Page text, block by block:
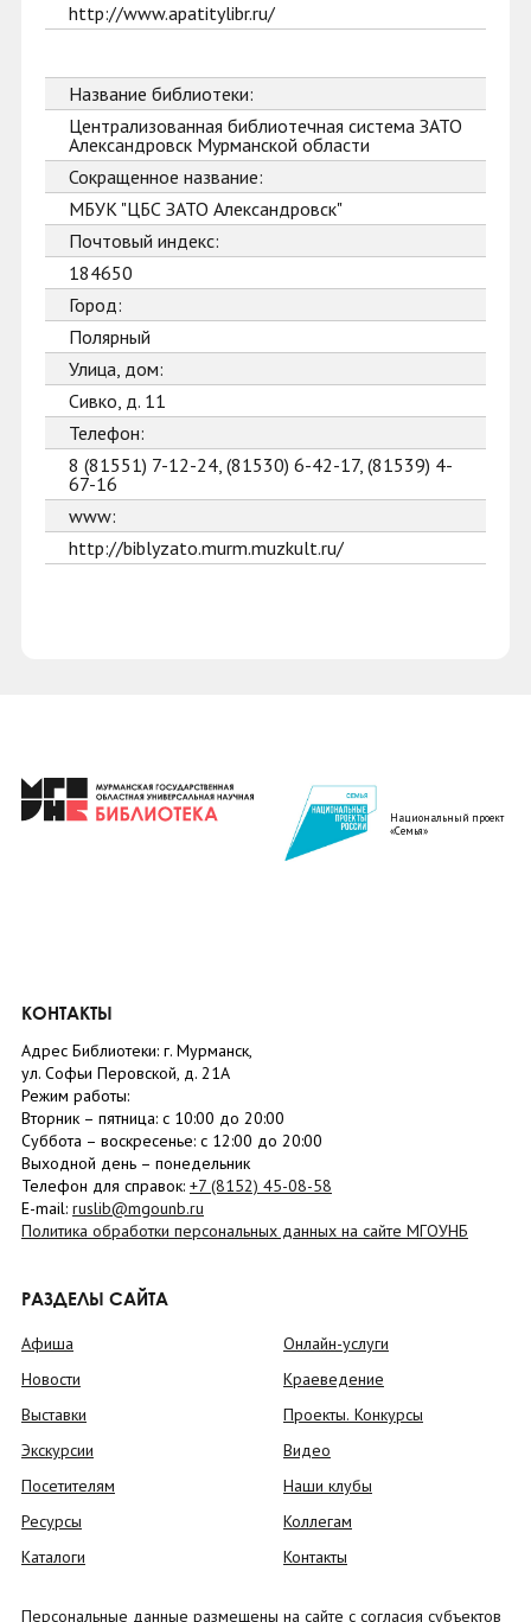
http://www.apatitylibr.ru/
Название библиотеки:
Централизованная библиотечная система ЗАТО
Александровск Мурманской области
Сокращенное название:
МБУК "ЦБС ЗАТО Александровск"
Почтовый индекс:
184650
Город:
Полярный
Улица, дом:
Сивко, д. 11
Телефон:
8 (81551) 7-12-24, (81530) 6-42-17, (81539) 4-
67-16
www:
http://biblyzato.murm.muzkult.ru/
Национальный проект
«Семья»
КОНТАКТЫ
Адрес Библиотеки: г. Мурманск,
ул. Софьи Перовской, д. 21А
Режим работы:
Вторник – пятница: с 10:00 до 20:00
Суббота – воскресенье: c 12:00 до 20:00
Выходной день – понедельник
Телефон для справок: +7 (8152) 45-08-58
E-mail: ruslib@mgounb.ru
Политика обработки персональных данных на сайте МГОУНБ
РАЗДЕЛЫ САЙТА
Афиша
Новости
Выставки
Экскурсии
Посетителям
Ресурсы
Каталоги
Онлайн-услуги
Краеведение
Проекты. Конкурсы
Видео
Наши клубы
Коллегам
Контакты
Персональные данные размещены на сайте с согласия субъектов